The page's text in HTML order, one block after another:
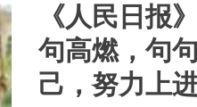
《人民日报
句高燃，句
己，努力上